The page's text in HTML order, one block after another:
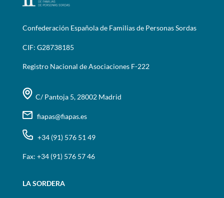
Confederación Española de Familias de Personas Sordas
CIF: G28738185
Registro Nacional de Asociaciones F-222
C/ Pantoja 5, 28002 Madrid
fiapas@fiapas.es
+34 (91) 576 51 49
Fax: +34 (91) 576 57 46
LA SORDERA